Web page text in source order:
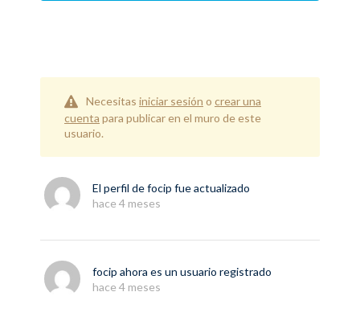
Necesitas iniciar sesión o crear una
cuenta para publicar en el muro de este
usuario.
El perfil defocip fue actualizado
hace 4 meses
focip ahora es un usuario registrado
hace 4 meses